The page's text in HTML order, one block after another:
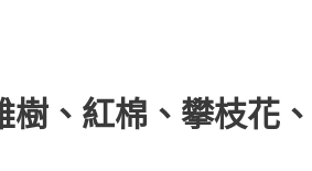
樹、紅棉、攀枝花